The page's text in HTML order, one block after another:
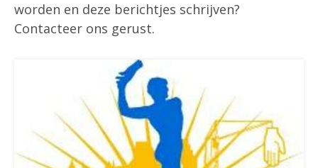
worden en deze berichtjes schrijven?
Contacteer ons gerust.